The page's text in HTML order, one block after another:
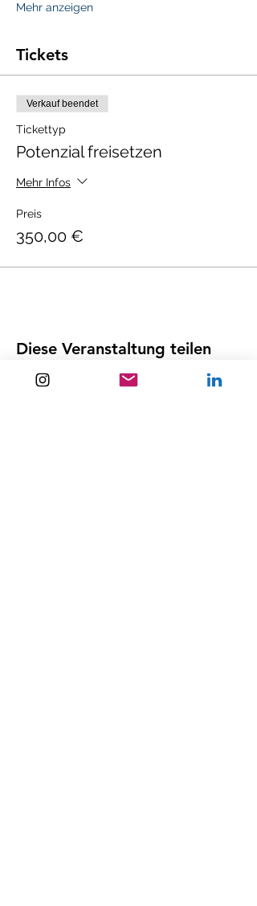
Mehr anzeigen
Tickets
Verkauf beendet
Tickettyp
Potenzial freisetzen
Mehr Infos
Preis
350,00 €
Diese Veranstaltung teilen